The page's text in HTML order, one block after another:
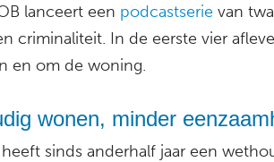
lanceert een podcastserie van
criminaliteit. In de eerste vier
en om de woning.
wonen, minder
sinds anderhalf jaar een